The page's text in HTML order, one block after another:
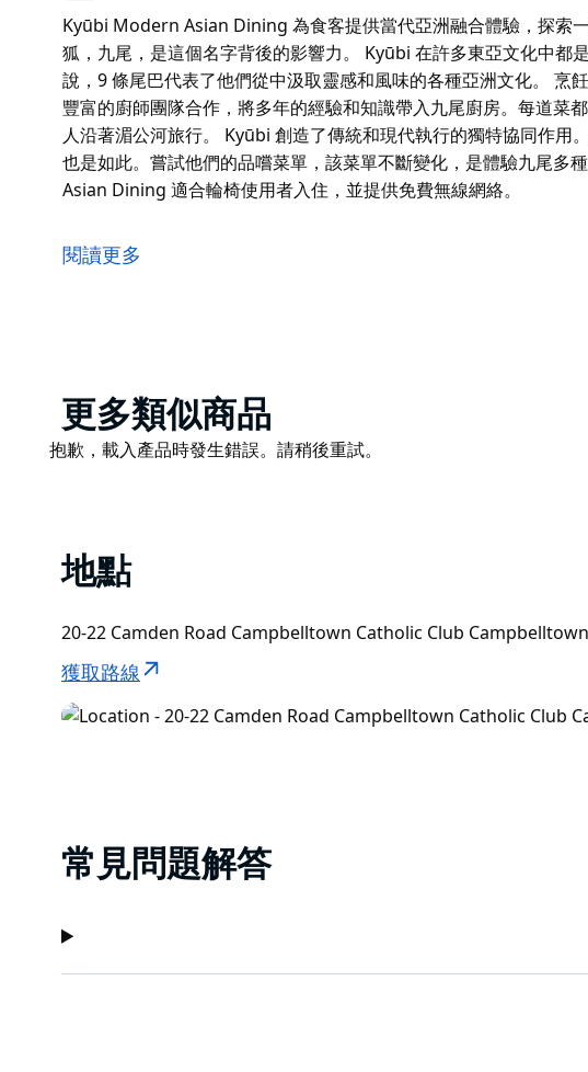
Kyūbi Modern Asian Dining 為食客提供當代亞洲融合體驗，探索
狐，九尾，是這個名字背後的影響力。 Kyūbi 在許多東亞文化中都
說，9 條尾巴代表了他們從中汲取靈感和風味的各種亞洲文化。 烹
豐富的廚師團隊合作，將多年的經驗和知識帶入九尾廚房。每道菜
人沿著湄公河旅行。 Kyūbi 創造了傳統和現代執行的獨特協同作用
也是如此。嘗試他們的品嚐菜單，該菜單不斷變化，是體驗九尾多
Asian Dining 適合輪椅使用者入住，並提供免費無線網絡。
神話中的九尾狐，九尾，是這個名字背後的影響力。 Kyūbi 在許多
共享所有旅程會更好 - Kyūbi 的菜餚也是如此。嘗試他們的品嚐菜單
風味的理想方式。
閱讀更多
Product
List
更多類似商品
Product
抱歉，載入產品時發生錯誤。請稍後重試。
地點
20-22 Camden Road Campbelltown Catholic Club
獲取路線
常見問題解答